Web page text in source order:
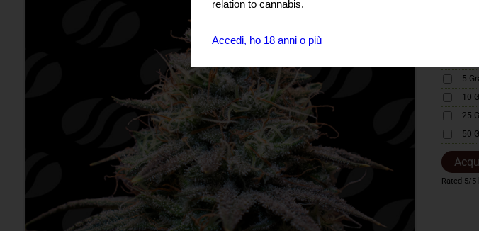
5
10
25
50
Rated 5/5
relation to cannabis.
Accedi, ho 18 anni o più